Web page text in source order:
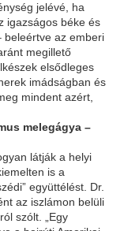
jelévé, ha
igazságos béke és
beleértve az emberi
megillető
elsődleges
imádságban és
mindent azért,
melegágya –
látják a helyi
is a
együttélést. Dr.
az iszlámon belüli
szólt. „Egy